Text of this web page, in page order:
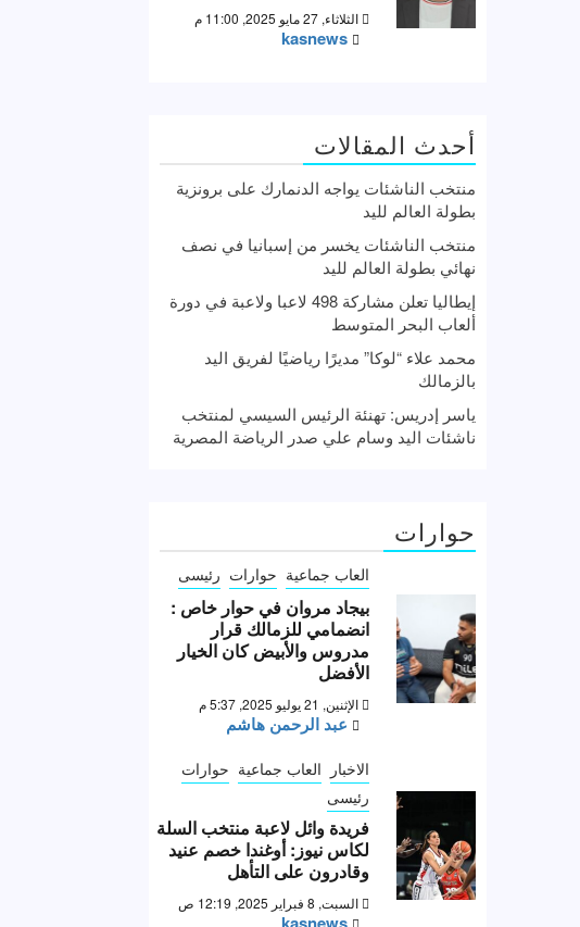
الثلاثاء, 27 مايو 2025, 11:00 م
kasnews
أحدث المقالات
منتخب الناشئات يواجه الدنمارك على برونزية
بطولة العالم لليد
منتخب الناشئات يخسر من إسبانيا في نصف
نهائي بطولة العالم لليد
إيطاليا تعلن مشاركة 498 لاعبا ولاعبة في دورة
ألعاب البحر المتوسط
محمد علاء “لوكا” مديرًا رياضيًا لفريق اليد
بالزمالك
ياسر إدريس: تهنئة الرئيس السيسي لمنتخب
ناشئات اليد وسام علي صدر الرياضة المصرية
حوارات
العاب جماعية حوارات رئيسى
بيجاد مروان في حوار خاص :
انضمامي للزمالك قرار
مدروس والأبيض كان الخيار
الأفضل
الإثنين, 21 يوليو 2025, 5:37 م
عبد الرحمن هاشم
الاخبار العاب جماعية حوارات
رئيسى
فريدة وائل لاعبة منتخب السلة
لكاس نيوز: أوغندا خصم عنيد
وقادرون على التأهل
السبت, 8 فبراير 2025, 12:19 ص